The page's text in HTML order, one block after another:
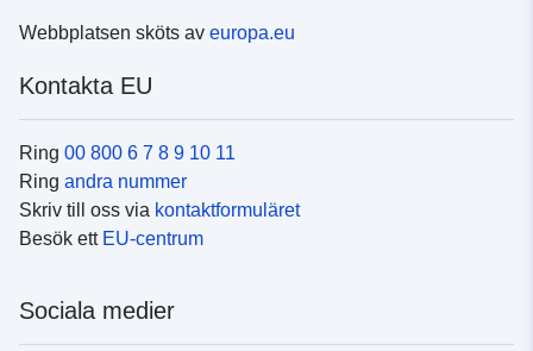
Webbplatsen sköts av europa.eu
Kontakta EU
Ring 00 800 6 7 8 9 10 11
Ring andra nummer
Skriv till oss via kontaktformuläret
Besök ett EU-centrum
Sociala medier